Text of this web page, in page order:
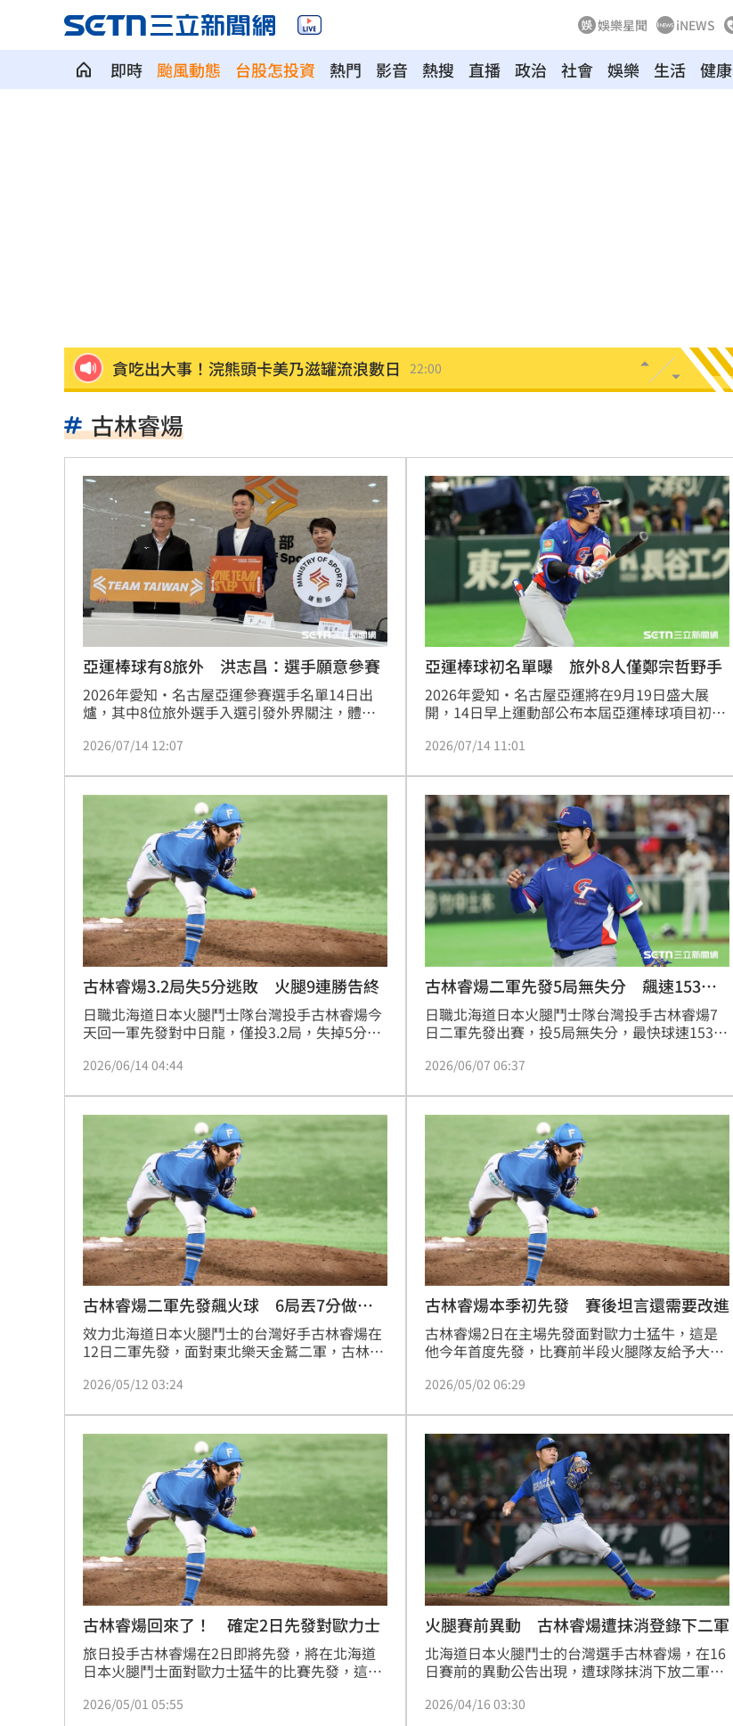
娛樂星聞 iNEWS
即時 颱風動態 台股怎投資 熱門 影音 熱搜 直播 政治 社會 娛樂 生活 健康
貪吃出大事！浣熊頭卡美乃滋罐流浪數日 22:00
《大賣空》本尊喊美股會崩盤！專家狠酸了 21:55
婆家父親節超窮酸聚餐！她怒揭檯面下內幕 21:51
館長稱高端是生理食鹽水 王浩宇擬告發
Red Velvet粉色系美炸！女神魅力藏不住 21:46
NCT WISH空降舞台帥翻！獻唱新歌韓文版
兒下體雄偉老爸基因強？ 泌尿科醫曝關鍵 21:28
長崎原爆典禮台灣待遇惹議 遭疑顧忌中國 21:25
6旬嬤省吃儉用擁千萬養老金 因1事後悔了 21:19
RIIZE 3神曲連發！成燦一句話逼哭粉絲 21:18
洞洞鞋竟是假透氣！藥師揭黴菌培養皿真相 21:11
遭蔡阿嘎開撕消失！蘿拉轉行161字首發文 21:01
狂飆後考驗來了！下週1指標恐掀美股暴動
台灣彩券開獎直播中 20:31
LIVE三立+24小時直播 15:27
三立iNEWS新聞台線上直播
台彩父親節推新刮刮樂千萬頭獎超「爸」氣
「拍片人的多重宇宙」職涯論壇9/12登場！ 10:30
8國球員齊聚高雄 Formosa 7s掀足球熱潮 10:00
理想混蛋號召粉絲跨海追星吃美食！ 18:15
古林睿煬
亞運棒球有8旅外 洪志昌：選手願意參賽
2026年愛知・名古屋亞運參賽選手名單14日出
爐，其中8位旅外選手入選引發外界關注，體育
徵選程序產生，旅外球員皆由棒協聯繫，基本上
袍。
2026/07/14 12:07
亞運棒球初名單曝 旅外8人僅鄭宗哲野手
2026年愛知・名古屋亞運將在9月19日盛大展
開，14日早上運動部公布本屆亞運棒球項目初步
2026/07/14 11:01
古林睿煬3.2局失5分逃敗 火腿9連勝告終
日職北海道日本火腿鬥士隊台灣投手古林睿煬今
天回一軍先發對中日龍，僅投3.2局，失掉5分責
連勝中斷。
2026/06/14 04:44
古林睿煬二軍先發5局無失分 飆速153奪
勝
日職北海道日本火腿鬥士隊台灣投手古林睿煬7
日二軍先發出賽，投5局無失分，最快球速153公
以4比0拿勝，古林睿煬為勝投。
2026/06/07 06:37
古林睿煬二軍先發飆火球 6局丟7分做調
整
效力北海道日本火腿鬥士的台灣好手古林睿煬在
12日二軍先發，面對東北樂天金鷲二軍，古林睿
6次三振，最快球速達154公里。
2026/05/12 03:24
古林睿煬本季初先發 賽後坦言還需要改進
古林睿煬2日在主場先發面對歐力士猛牛，這是
他今年首度先發，比賽前半段火腿隊友給予大量
訪問他也表示自己有好的地方，但也有很多需要
2026/05/02 06:29
古林睿煬回來了！ 確定2日先發對歐力士
旅日投手古林睿煬在2日即將先發，將在北海道
日本火腿鬥士面對歐力士猛牛的比賽先發，這會
一軍例行賽先發。
2026/05/01 05:55
火腿賽前異動 古林睿煬遭抹消登錄下二軍
北海道日本火腿鬥士的台灣選手古林睿煬，在16
日賽前的異動公告出現，遭球隊抹消下放二軍，
2026/04/16 03:30